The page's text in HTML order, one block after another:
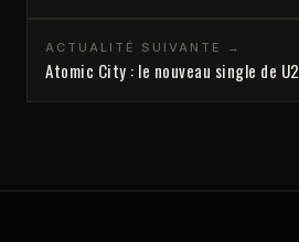
ACTUALITÉ SUIVANTE →
Atomic City : le nouveau single de U2